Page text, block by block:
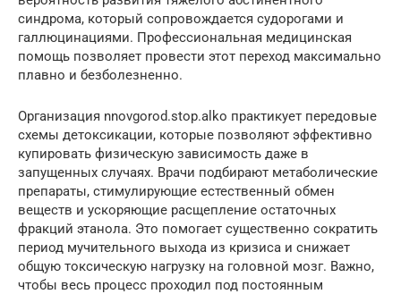
синдрома, который сопровождается судорогами и
галлюцинациями. Профессиональная медицинская
помощь позволяет провести этот переход максимально
плавно и безболезненно.
Организация nnovgorod.stop.alko практикует передовые
схемы детоксикации, которые позволяют эффективно
купировать физическую зависимость даже в
запущенных случаях. Врачи подбирают метаболические
препараты, стимулирующие естественный обмен
веществ и ускоряющие расщепление остаточных
фракций этанола. Это помогает существенно сократить
период мучительного выхода из кризиса и снижает
общую токсическую нагрузку на головной мозг. Важно,
чтобы весь процесс проходил под постоянным